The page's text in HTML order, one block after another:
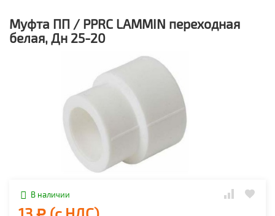
Муфта ПП / PPRC LAMMIN переходная
белая, Дн 25-20
В наличии